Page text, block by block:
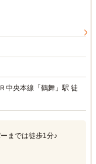
中央本線「鶴舞」駅 徒
までは徒歩1分♪